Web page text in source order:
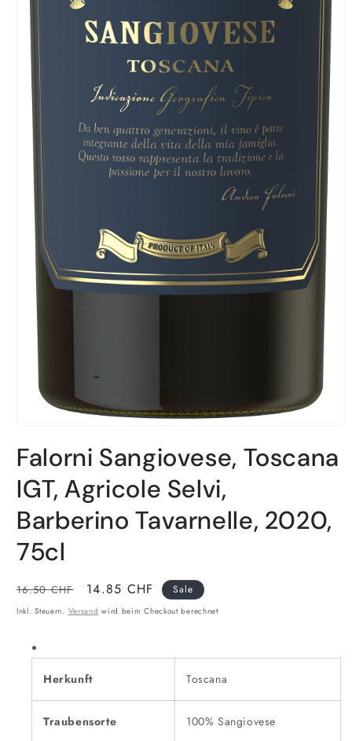
Falorni Sangiovese, Toscana
IGT, Agricole Selvi,
Barberino Tavarnelle, 2020,
75cl
Normaler
Preis
16.50 CHF Verkaufspreis
14.85 CHF Sale
Inkl. Steuern. Versand wird beim Checkout berechnet
Herkunft Toscana
Traubensorte 100% Sangiovese